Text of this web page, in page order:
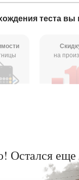
теста вы
на
Остался еще